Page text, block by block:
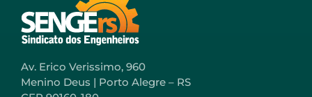
Av. Erico Verissimo, 960
Menino Deus | Porto Alegre – RS